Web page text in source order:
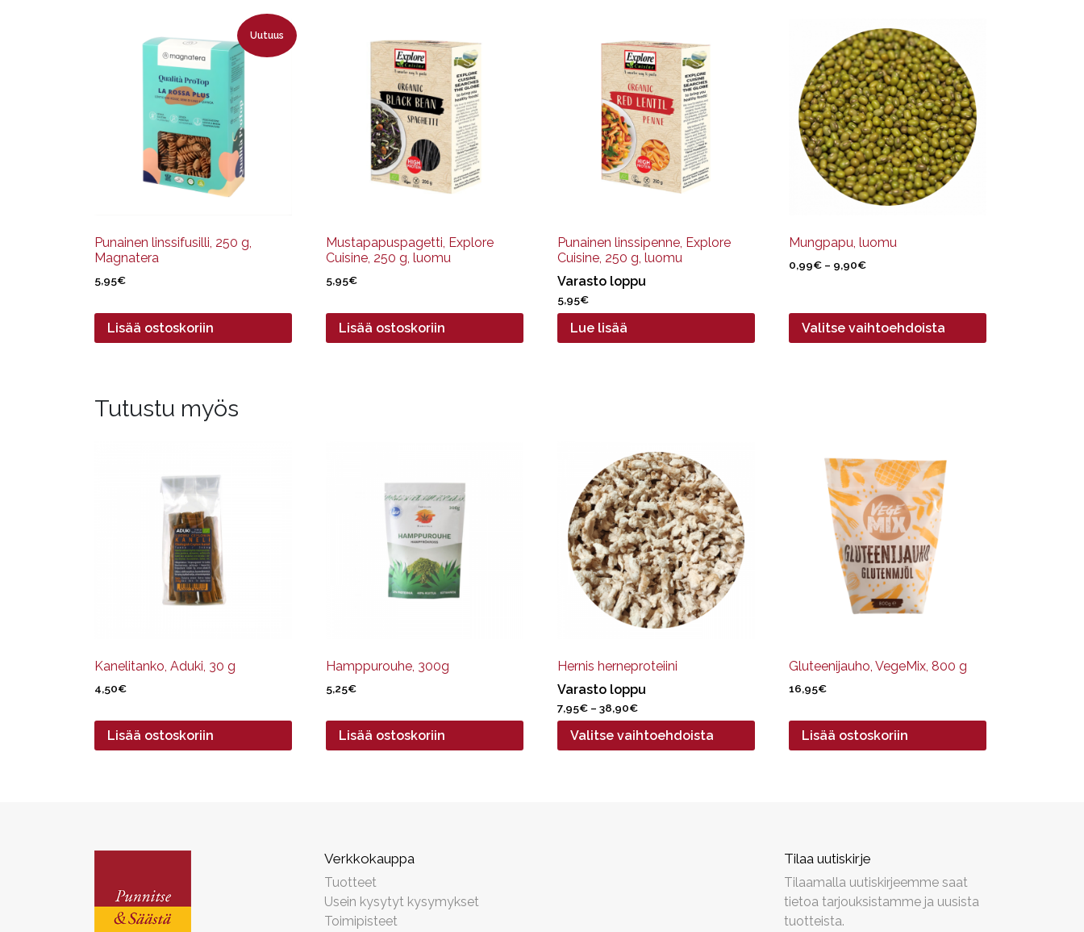
Uutuus
Punainen linssifusilli, 250 g,
Magnatera
5,95€
Lisää ostoskoriin
Mustapapuspagetti, Explore
Cuisine, 250 g, luomu
5,95€
Lisää ostoskoriin
Punainen linssipenne, Explore
Cuisine, 250 g, luomu
Varasto loppu
5,95€
Lue lisää
Mungpapu, luomu
0,99€ – 9,90€Hintaluokka:
9,90€
Valitse vaihtoehdoista
tuotteella
useampi
muunnelma.
Voit
tehdä
valinnat
tuotteen
Tutustu myös
Kanelitanko, Aduki, 30 g
4,50€
Lisää ostoskoriin
Hamppurouhe, 300g
5,25€
Lisää ostoskoriin
Hernis herneproteiini
Varasto loppu
7,95€ – 38,90€Hintaluokka:
7,95€
-
Valitse vaihtoehdoista
tuotteella
useampi
muunnelma.
Voit
tehdä
valinnat
tuotteen
Gluteenijauho, VegeMix, 800 g
16,95€
Lisää ostoskoriin
Verkkokauppa
Tuotteet
Usein kysytyt kysymykset
Toimipisteet
Tilaa uutiskirje
Tilaamalla uutiskirjeemme saat
tietoa tarjouksistamme ja uusista
tuotteista.